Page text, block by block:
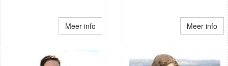
Meer info Meer info